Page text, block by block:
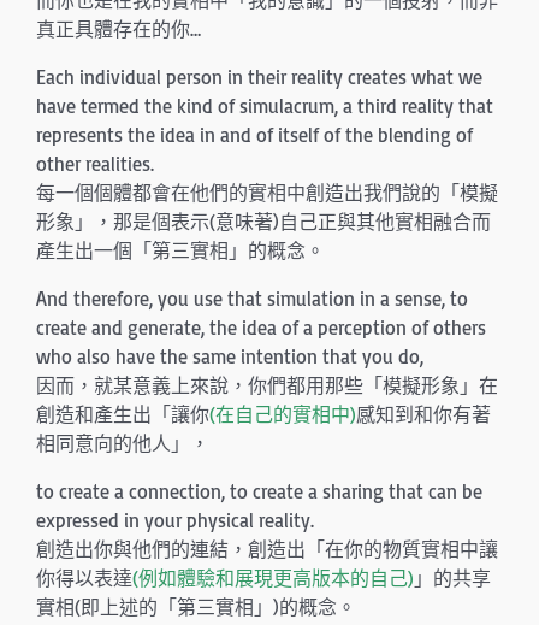
真正具體存在的你…
Each individual person in their reality creates what we
have termed the kind of simulacrum, a third reality that
represents the idea in and of itself of the blending of
other realities.
每一個個體都會在他們的實相中創造出我們說的「模擬
形象」，那是個表示(意味著)自己正與其他實相融合而
產生出一個「第三實相」的概念。
And therefore, you use that simulation in a sense, to
create and generate, the idea of a perception of others
who also have the same intention that you do,
因而，就某意義上來說，你們都用那些「模擬形象」在
創造和產生出「讓你(在自己的實相中)感知到和你有著
相同意向的他人」，
to create a connection, to create a sharing that can be
expressed in your physical reality.
創造出你與他們的連結，創造出「在你的物質實相中讓
你得以表達(例如體驗和展現更高版本的自己) 」的共享
實相(即上述的「第三實相」)的概念。